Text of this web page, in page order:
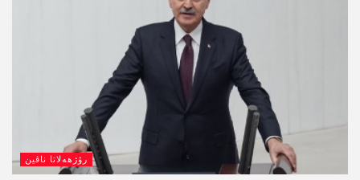
رۆژھەلاتا ناڤین